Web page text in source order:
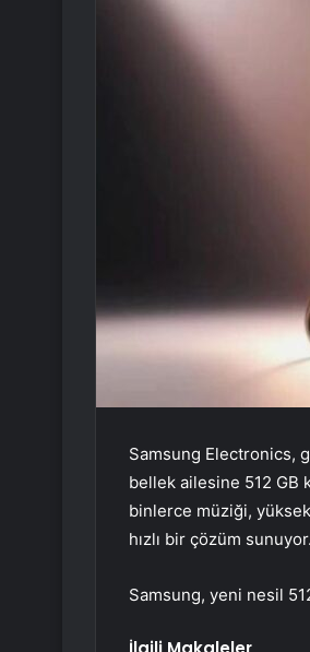
Samsung Electronics,
bellek ailesine 512 GB
binlerce müziği,
hızlı bir çözüm
Samsung, yeni nesil